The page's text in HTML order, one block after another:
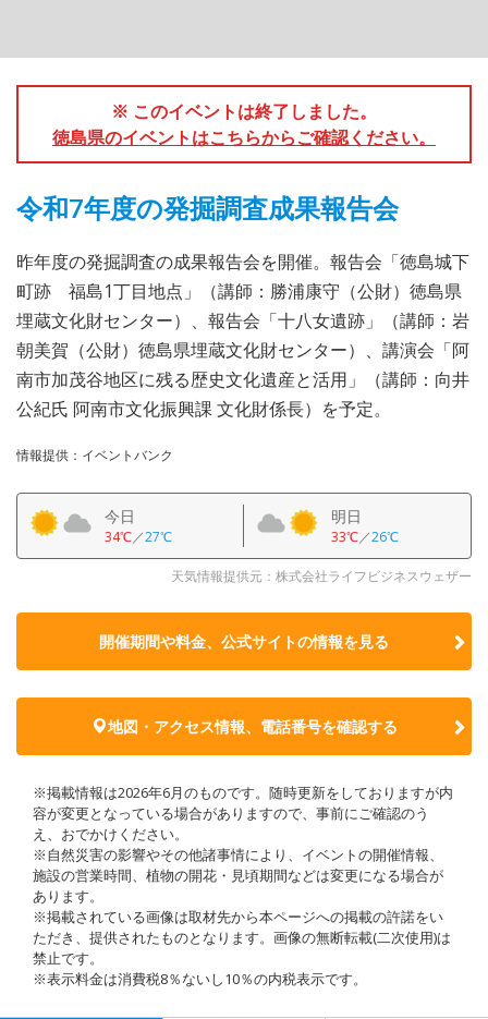
※ このイベントは終了しました。
徳島県のイベントはこちらからご確認ください。
令和7年度の発掘調査成果報告会
昨年度の発掘調査の成果報告会を開催。報告会「徳島城下
町跡 福島1丁目地点」（講師：勝浦康守（公財）徳島県
埋蔵文化財センター）、報告会「十八女遺跡」（講師：岩
朝美賀（公財）徳島県埋蔵文化財センター）、講演会「阿
南市加茂谷地区に残る歴史文化遺産と活用」（講師：向井
公紀氏 阿南市文化振興課 文化財係長）を予定。
情報提供：イベントバンク
今日
34℃／27℃
明日
33℃／26℃
天気情報提供元：株式会社ライフビジネスウェザー
開催期間や料金、公式サイトの情報を見る
地図・アクセス情報、電話番号を確認する
※掲載情報は2026年6月のものです。随時更新をしておりますが内
容が変更となっている場合がありますので、事前にご確認のう
え、おでかけください。
※自然災害の影響やその他諸事情により、イベントの開催情報、
施設の営業時間、植物の開花・見頃期間などは変更になる場合が
あります。
※掲載されている画像は取材先から本ページへの掲載の許諾をい
ただき、提供されたものとなります。画像の無断転載(二次使用)は
禁止です。
※表示料金は消費税8％ないし10％の内税表示です。